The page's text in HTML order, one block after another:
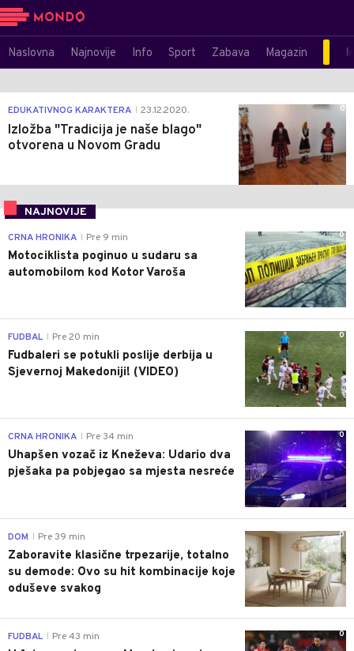
Naslovna Najnovije Info Sport Zabava Magazin
EDUKATIVNOG KARAKTERA 23.12.2020.
Izložba "Tradicija je naše blago"
otvorena u Novom Gradu
0
NAJNOVIJE
0
CRNA HRONIKA Pre 9 min
Motociklista poginuo u sudaru sa
automobilom kod Kotor Varoša
0
FUDBAL Pre 20 min
Fudbaleri se potukli poslije derbija u
Sjevernoj Makedoniji! (VIDEO)
0
CRNA HRONIKA Pre 34 min
Uhapšen vozač iz Kneževa: Udario dva
pješaka pa pobjegao sa mjesta nesreće
0
DOM Pre 39 min
Zaboravite klasične trpezarije, totalno
su demode: Ovo su hit kombinacije koje
oduševe svakog
0
FUDBAL Pre 43 min